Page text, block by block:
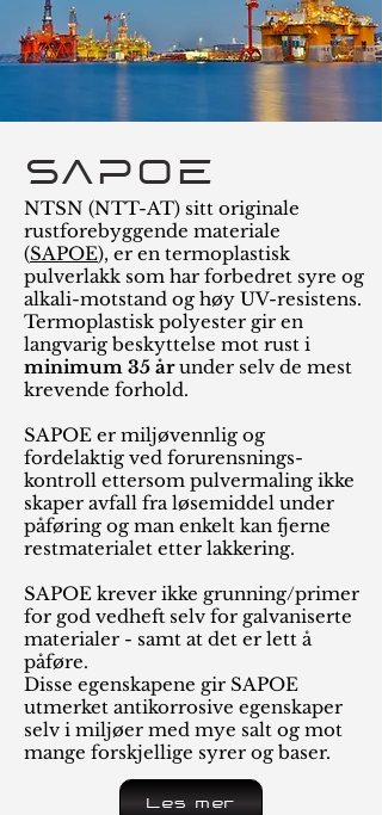
SAPOE
NTSN (NTT-AT) sitt originale
rustforebyggende materiale
(SAPOE), er en termoplastisk
pulverlakk som har forbedret syre og
alkali-motstand og høy UV-resistens.
Termoplastisk polyester gir en
langvarig beskyttelse mot rust i
minimum 35 årunder selv de mest
krevende forhold.
SAPOE er miljøvennlig og
fordelaktig ved forurensnings-
kontroll ettersom pulvermaling ikke
skaper avfall fra løsemiddel under
påføring og man enkelt kan fjerne
restmaterialet etter lakkering.
SAPOE krever ikke grunning/primer
for god vedheft selv for galvaniserte
materialer - samt at det er lett å
påføre.
Disse egenskapene gir SAPOE
utmerket antikorrosive egenskaper
selv i miljøer med mye salt og mot
mange forskjellige syrer og baser.
Les mer